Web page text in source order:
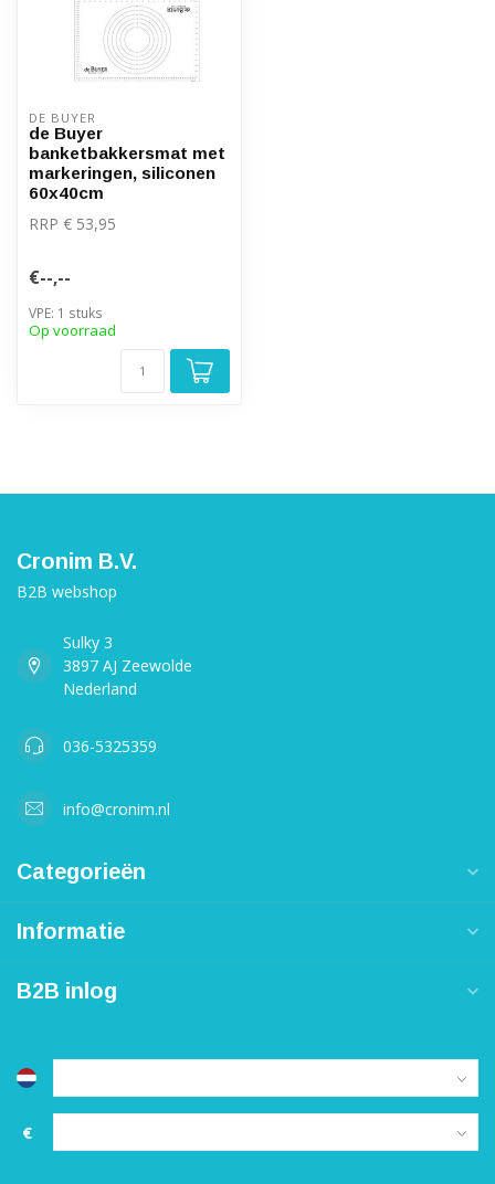
DE BUYER
de Buyer
banketbakkersmat met
markeringen, siliconen
60x40cm
RRP € 53,95
€--,--
VPE: 1 stuks
Op voorraad
Cronim B.V.
B2B webshop
Sulky 3
3897 AJ Zeewolde
Nederland
036-5325359
info@cronim.nl
Categorieën
Informatie
B2B inlog
€